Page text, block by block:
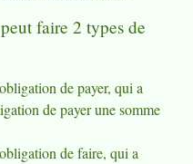
faire 2 types de
de payer, qui a
de payer une somme
de faire, qui a